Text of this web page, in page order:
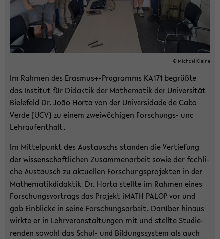
© Mi­cha­el Klei­ne
Im Rah­men des Eras­mus+-​Programms KA171 be­grüß­te
das In­sti­tut für Di­dak­tik der Ma­the­ma­tik der Uni­ver­si­tät
Bie­le­feld Dr. João Horta von der Uni­ver­sida­de de Cabo
Verde (UCV) zu einem zwei­wö­chi­gen Forschungs-​ und
Lehr­auf­ent­halt.
Im Mit­tel­punkt des Aus­tauschs stan­den die Ver­tie­fung
der wis­sen­schaft­li­chen Zu­sam­men­ar­beit sowie der fach­li­
che Aus­tausch zu ak­tu­el­len For­schungs­pro­jek­ten in der
Ma­the­ma­tik­di­dak­tik. Dr. Horta stell­te im Rah­men eines
For­schungs­vor­trags das Pro­jekt iMATH PALOP vor und
gab Ein­bli­cke in seine For­schungs­ar­beit. Dar­über hin­aus
wirk­te er in Lehr­ver­an­stal­tun­gen mit und stell­te Stu­die­
ren­den so­wohl das Schul-​ und Bil­dungs­sys­tem als auch